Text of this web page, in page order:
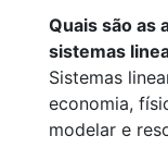
Quais são as
sistemas
Sistemas
economia,
modelar e